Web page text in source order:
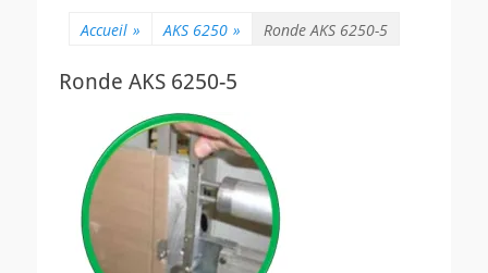
Accueil » AKS 6250 » Ronde AKS 6250-5
Ronde AKS 6250-5